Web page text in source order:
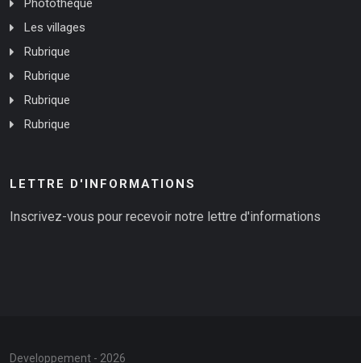
Photothèque
Les villages
Rubrique
Rubrique
Rubrique
Rubrique
LETTRE D'INFORMATIONS
Inscrivez-vous pour recevoir notre lettre d'informations
Developpement - 2026